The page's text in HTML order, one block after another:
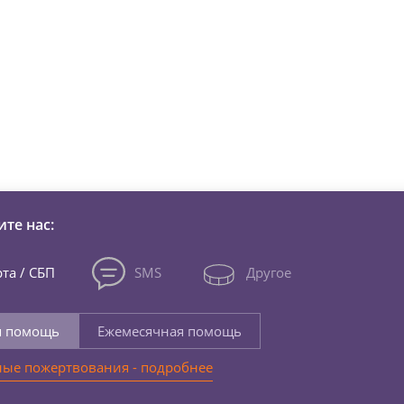
нас:
/ СБП SMS Другое
помощь
Ежемесячная помощь
пожертвования - подробнее